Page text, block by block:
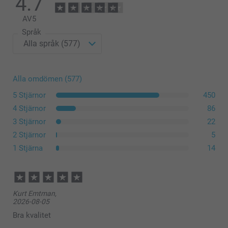
Det finns ett utrymme på 1 cm mellan duken och ramen på varje
sida.
AV5
Språk
Alla omdömen (577)
5 Stjärnor
450
4 Stjärnor
86
3 Stjärnor
22
2 Stjärnor
5
1 Stjärna
14
Kurt Emtman,
2026-08-05
Bra kvalitet